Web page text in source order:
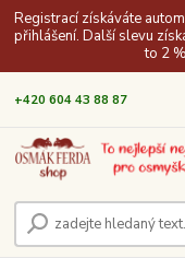
Registrací získáváte
přihlášení. Další slevu
to 2
+420 604 43 88 87